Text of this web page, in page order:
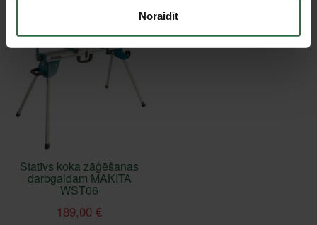
Noraidīt
Statīvs koka zāģēšanas
darbgaldam MAKITA
WST06
189,00 €